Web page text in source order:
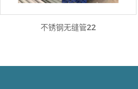
不锈钢无缝管22